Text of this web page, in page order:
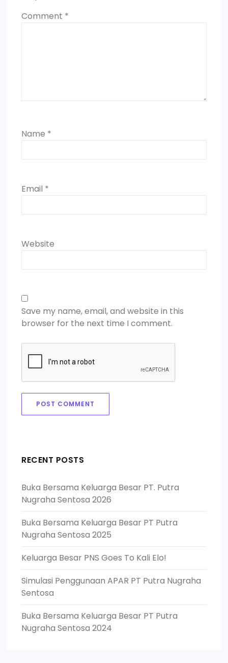
Comment *
Name *
Email *
Website
Save my name, email, and website in this
browser for the next time I comment.
RECENT POSTS
Buka Bersama Keluarga Besar PT. Putra
Nugraha Sentosa 2026
Buka Bersama Keluarga Besar PT Putra
Nugraha Sentosa 2025
Keluarga Besar PNS Goes To Kali Elo!
Simulasi Penggunaan APAR PT Putra Nugraha
Sentosa
Buka Bersama Keluarga Besar PT Putra
Nugraha Sentosa 2024